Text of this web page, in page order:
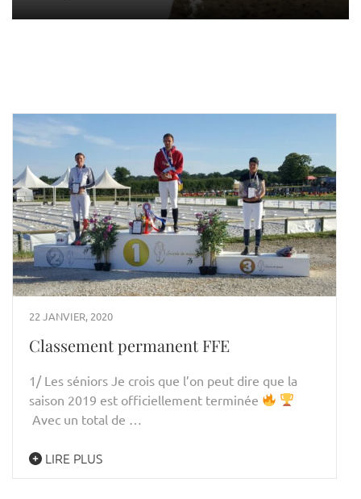
22 JANVIER, 2020
Classement permanent FFE
1/ Les séniors Je crois que l’on peut dire que la
saison 2019 est officiellement terminée
Avec un total de …
LIRE PLUS